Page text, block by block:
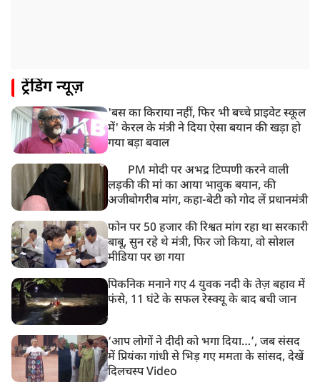
ट्रेंडिंग न्यूज़
'बस का किराया नहीं, फिर भी बच्चे प्राइवेट स्कूल
में' केरल के मंत्री ने दिया ऐसा बयान की खड़ा हो
गया बड़ा बवाल
PM मोदी पर अभद्र टिप्पणी करने वाली
लड़की की मां का आया भावुक बयान, की
अजीबोगरीब मांग, कहा-बेटी को गोद लें प्रधानमंत्री
फोन पर 50 हजार की रिश्वत मांग रहा था सरकारी
बाबू, सुन रहे थे मंत्री, फिर जो किया, वो सोशल
मीडिया पर छा गया
पिकनिक मनाने गए 4 युवक नदी के तेज़ बहाव में
फंसे, 11 घंटे के सफल रेस्क्यू के बाद बची जान
‘आप लोगों ने दीदी को भगा दिया…’, जब संसद
में प्रियंका गांधी से भिड़ गए ममता के सांसद, देखें
दिलचस्प Video